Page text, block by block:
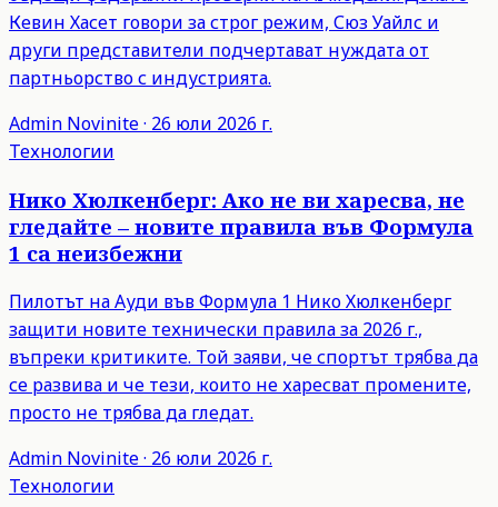
Кевин Хасет говори за строг режим, Сюз Уайлс и
други представители подчертават нуждата от
партньорство с индустрията.
Admin Novinite· 26 юли 2026 г.
Технологии
Нико Хюлкенберг: Ако не ви харесва, не
гледайте – новите правила във Формула
1 са неизбежни
Пилотът на Ауди във Формула 1 Нико Хюлкенберг
защити новите технически правила за 2026 г.,
въпреки критиките. Той заяви, че спортът трябва да
се развива и че тези, които не харесват промените,
просто не трябва да гледат.
Admin Novinite· 26 юли 2026 г.
Технологии